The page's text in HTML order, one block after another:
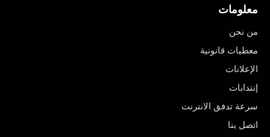
معلومات
من نحن
معطيات قانونية
الإعلانات
إنتدابات
سرعة تدفق الانترنت
اتصل بنا